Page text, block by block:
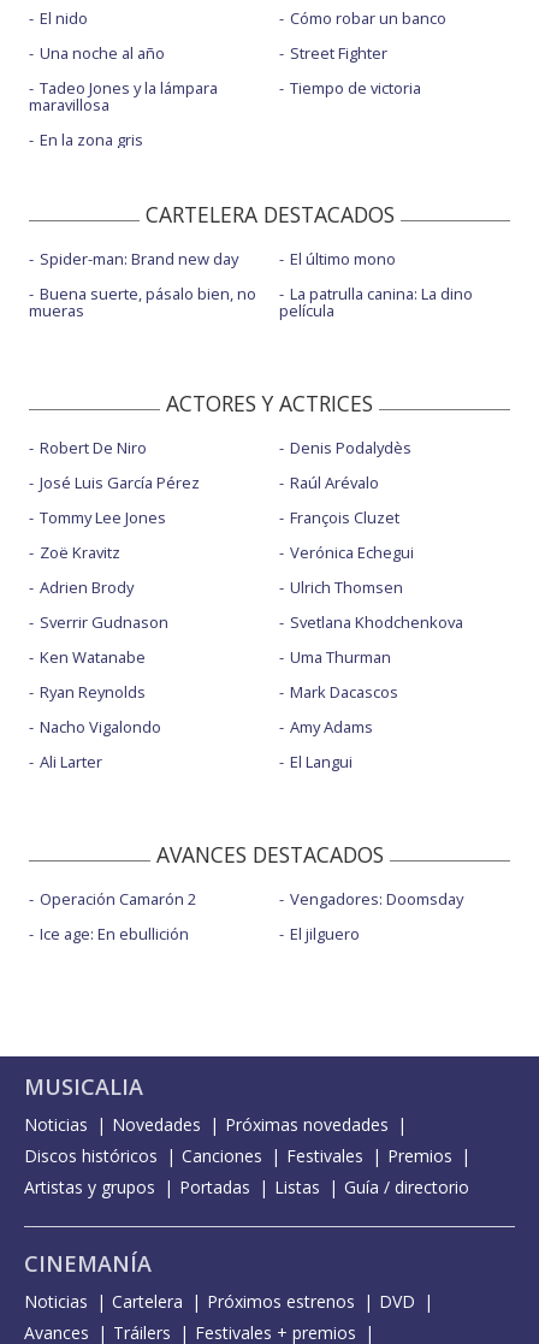
El nido
Una noche al año
Tadeo Jones y la lámpara
maravillosa
En la zona gris
Cómo robar un banco
Street Fighter
Tiempo de victoria
CARTELERA DESTACADOS
Spider-man: Brand new day
Buena suerte, pásalo bien, no
mueras
El último mono
La patrulla canina: La dino
película
ACTORES Y ACTRICES
Robert De Niro
José Luis García Pérez
Tommy Lee Jones
Zoë Kravitz
Adrien Brody
Sverrir Gudnason
Ken Watanabe
Ryan Reynolds
Nacho Vigalondo
Ali Larter
Denis Podalydès
Raúl Arévalo
François Cluzet
Verónica Echegui
Ulrich Thomsen
Svetlana Khodchenkova
Uma Thurman
Mark Dacascos
Amy Adams
El Langui
AVANCES DESTACADOS
Operación Camarón 2
Ice age: En ebullición
Vengadores: Doomsday
El jilguero
MUSICALIA
Noticias Novedades
Próximas novedades
Discos históricos
Canciones Festivales
Premios
Artistas y grupos
Portadas Listas Guía / directorio
CINEMANÍA
Noticias Cartelera Próximos estrenos
DVD
Avances
Tráilers Festivales + premios